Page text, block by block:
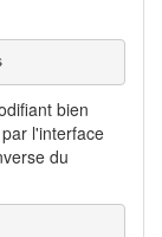
bien
l'interface
du